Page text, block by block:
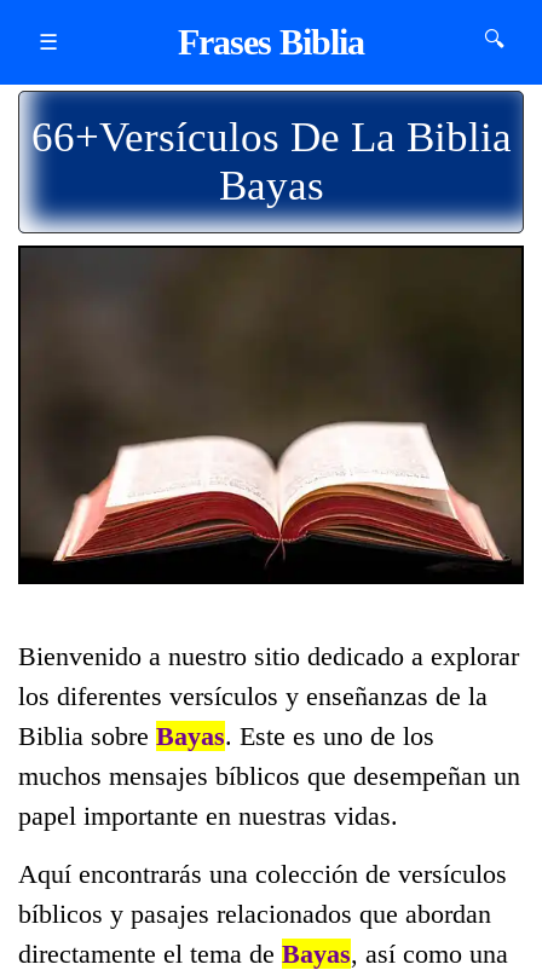
☰ Frases Biblia 🔍
66+Versículos De La Biblia
Bayas
Bienvenido a nuestro sitio dedicado a explorar
los diferentes versículos y enseñanzas de la
Biblia sobre Bayas. Este es uno de los
muchos mensajes bíblicos que desempeñan un
papel importante en nuestras vidas.
Aquí encontrarás una colección de versículos
bíblicos y pasajes relacionados que abordan
directamente el tema de Bayas, así como una